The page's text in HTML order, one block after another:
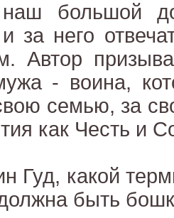
большой
за него
Автор
- воина,
семью, за
как Честь и
Гуд, какой
быть